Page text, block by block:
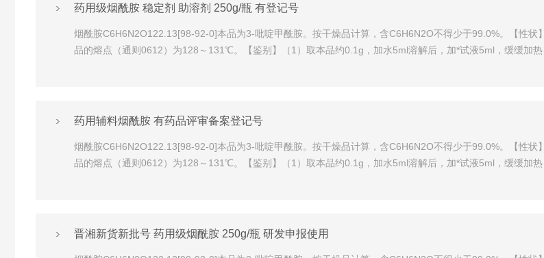
药用级烟酰胺 稳定剂 助溶剂 250g/瓶 有登记号
烟酰胺C6H6N2O122.13[98-92-0]本品为3-吡啶甲酰胺。按干燥品计算，含C6H6N2O不得少于99.0%。【性
品的熔点（通则0612）为128～131℃。【鉴别】（1）取本品约0.1g，加水5ml溶解后，加*试液5ml，缓缓加
药用辅料烟酰胺 有药品评审备案登记号
烟酰胺C6H6N2O122.13[98-92-0]本品为3-吡啶甲酰胺。按干燥品计算，含C6H6N2O不得少于99.0%。【性
品的熔点（通则0612）为128～131℃。【鉴别】（1）取本品约0.1g，加水5ml溶解后，加*试液5ml，缓缓加
晋湘新货新批号 药用级烟酰胺 250g/瓶 研发申报使用